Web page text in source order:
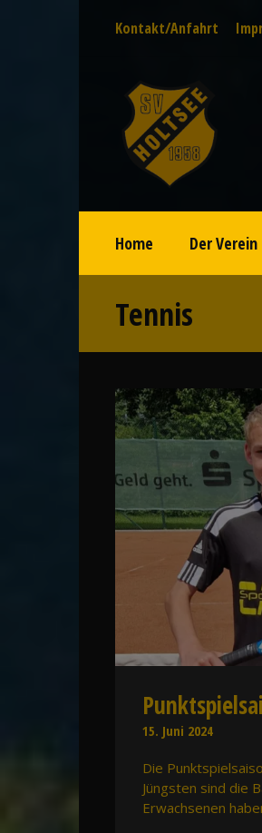
Kontakt/Anfahrt
Home Der Verein
Tennis
15. Juni 2024
Die
Jüngsten sind die
Erwachsenen